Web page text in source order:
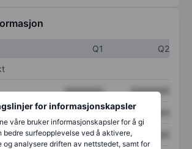
for informasjonskapsler
våre bruker informasjonskapsler for å gi
bedre surfeopplevelse ved å aktivere,
og analysere driften av nettstedet, samt for
Q1
Q2
XXXXXXX XXXXXXX
XXXXXXX XXXXXXX
XXXXXXX XXXXXXX